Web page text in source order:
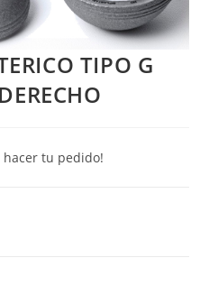
TIPO G
hacer tu pedido!